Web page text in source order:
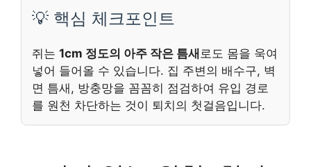
💡 핵심 체크포인트
쥐는 1cm 정도의 아주 작은 틈새 로도 몸을 욱여
넣어 들어올 수 있습니다. 집 주변의 배수구, 벽
면 틈새, 방충망을 꼼꼼히 점검하여 유입 경로
를 원천 차단하는 것이 퇴치의 첫걸음입니다.